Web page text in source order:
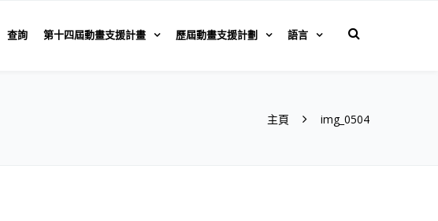
查詢 第十四屆動畫支援計畫 歷屆動畫支援計劃 語言
主頁 img_0504